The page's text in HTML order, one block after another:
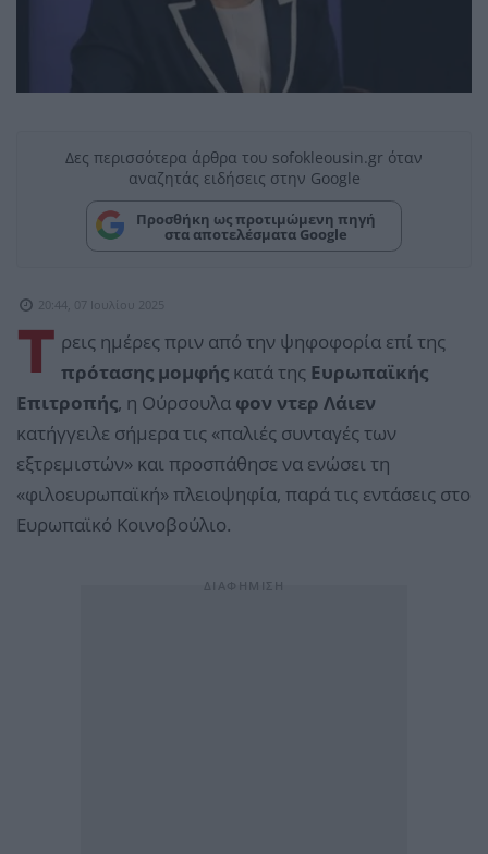
Δες περισσότερα άρθρα του sofokleousin.gr όταν
αναζητάς ειδήσεις στην Google
Προσθήκη ως προτιμώμενη πηγή
στα αποτελέσματα Google
20:44, 07 Ιουλίου 2025
Τ ρεις ημέρες πριν από την ψηφοφορία επί της
πρότασης μομφής κατά της Ευρωπαϊκής
Επιτροπής, η Ούρσουλα φον ντερ Λάιεν
κατήγγειλε σήμερα τις «παλιές συνταγές των
εξτρεμιστών» και προσπάθησε να ενώσει τη
«φιλοευρωπαϊκή» πλειοψηφία, παρά τις εντάσεις στο
Ευρωπαϊκό Κοινοβούλιο.